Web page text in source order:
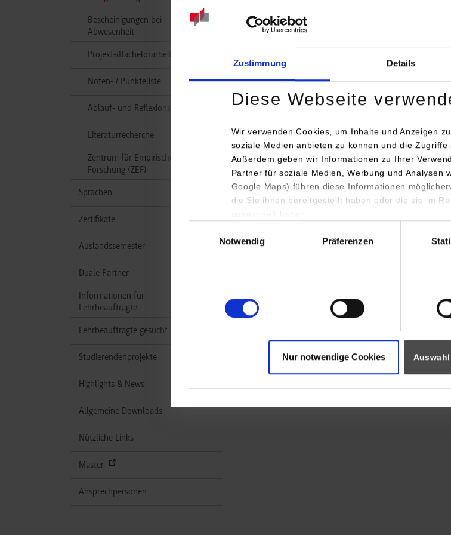
Zustimmung Details
Diese Webseite
Wir verwenden Cookies, um Inhalte und Anzeigen
soziale Medien anbieten zu können und die
Außerdem geben wir Informationen zu Ihrer
Partner für soziale Medien, Werbung und Analysen
Google Maps) führen diese Informationen
die Sie ihnen bereitgestellt haben oder die sie im
Notwendig
Präferenzen
Nur notwendige Cookies
Bescheinigungen bei
Abwesenheit
Projekt-/Bachelorarbeit
Noten- / Punkteliste
Ablauf- und Reflexionsbericht
Literaturrecherche
Zentrum für Empirische
Forschung (ZEF)
Sprachen
Zertifikate
Auslandssemester
Duale Partner
Informationen für
Lehrbeauftragte
Lehrbeauftragte gesucht
Studierendenprojekte
Highlights & News
Allgemeine Downloads
Nützliche Links
Master
Ansprechpersonen
Ablauf- und Reflexionsbericht